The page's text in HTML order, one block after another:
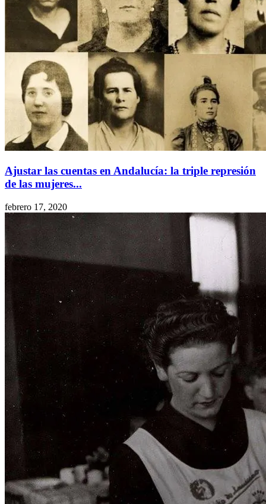
Ajustar las cuentas en Andalucía: la triple represión
de las mujeres...
febrero 17, 2020